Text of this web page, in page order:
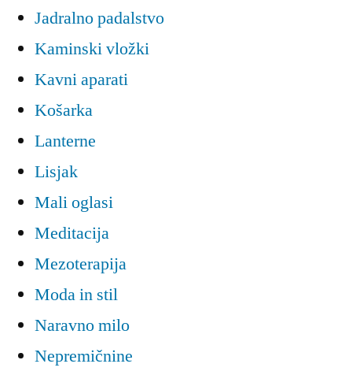
Jadralno padalstvo
Kaminski vložki
Kavni aparati
Košarka
Lanterne
Lisjak
Mali oglasi
Meditacija
Mezoterapija
Moda in stil
Naravno milo
Nepremičnine